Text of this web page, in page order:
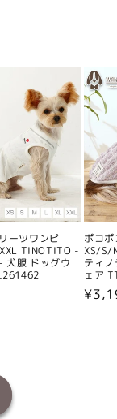
ーツワンピ
TINOTITO -
犬服 ドッグウ
ポコ
XS/S/
ティ
ェア
通